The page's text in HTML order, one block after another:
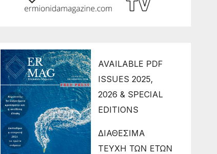
AVAILABLE PDF
ISSUES 2025,
2026 & SPECIAL
EDITIONS
ΔΙΑΘΕΣΙΜΑ
ΤΕΥΧΗ ΤΩΝ ΕΤΩΝ